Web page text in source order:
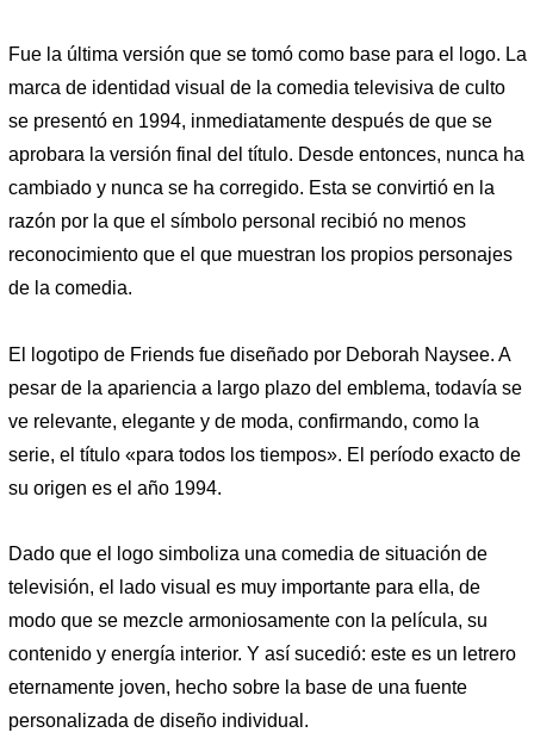
Fue la última versión que se tomó como base para el logo. La
marca de identidad visual de la comedia televisiva de culto
se presentó en 1994, inmediatamente después de que se
aprobara la versión final del título. Desde entonces, nunca ha
cambiado y nunca se ha corregido. Esta se convirtió en la
razón por la que el símbolo personal recibió no menos
reconocimiento que el que muestran los propios personajes
de la comedia.
El logotipo de Friends fue diseñado por Deborah Naysee. A
pesar de la apariencia a largo plazo del emblema, todavía se
ve relevante, elegante y de moda, confirmando, como la
serie, el título «para todos los tiempos». El período exacto de
su origen es el año 1994.
Dado que el logo simboliza una comedia de situación de
televisión, el lado visual es muy importante para ella, de
modo que se mezcle armoniosamente con la película, su
contenido y energía interior. Y así sucedió: este es un letrero
eternamente joven, hecho sobre la base de una fuente
personalizada de diseño individual.